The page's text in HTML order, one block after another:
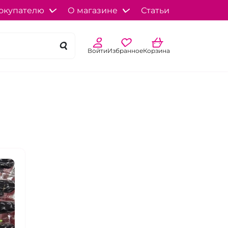
О магазине Статьи
ВойтиИзбранноеКорзина